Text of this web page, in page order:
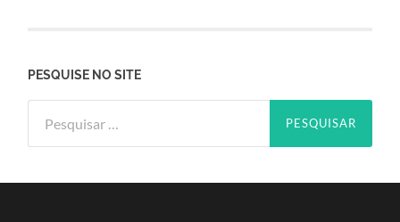
PESQUISE NO SITE
por: